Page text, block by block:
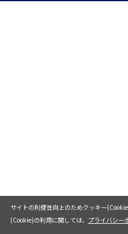
サイトの利便性向上のためクッキー
(Cookie)の利用に関しては、 プライバシー